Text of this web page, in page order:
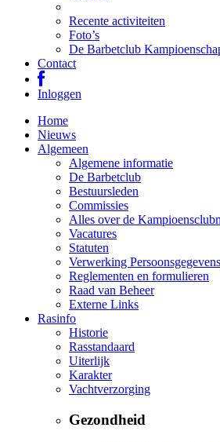
Recente activiteiten
Foto’s
De Barbetclub
Contact
Inloggen
Home
Nieuws
Algemeen
Algemene informatie
De Barbetclub
Bestuursleden
Commissies
Alles over de
Vacatures
Statuten
Verwerking Persoonsgegevens
Reglementen en formulieren
Raad van Beheer
Externe Links
Rasinfo
Historie
Rasstandaard
Uiterlijk
Karakter
Vachtverzorging
Gezondheid